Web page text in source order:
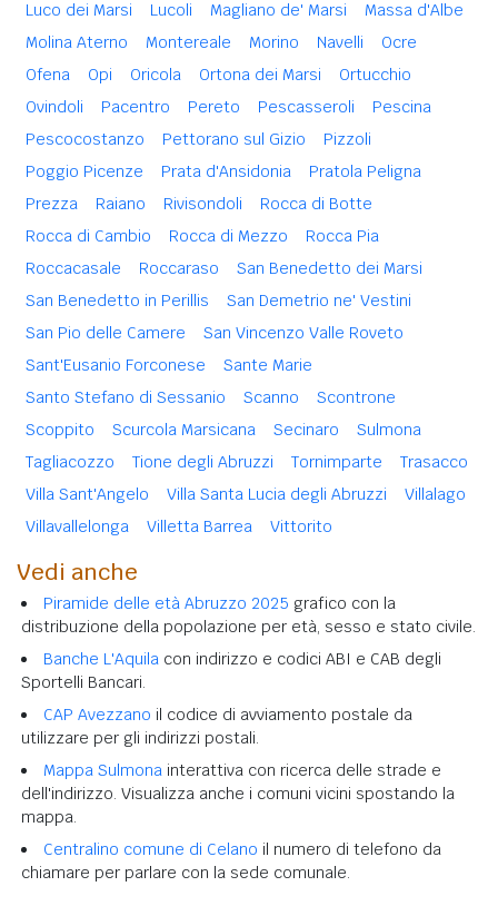
Luco dei Marsi
Lucoli Magliano de' Marsi
Massa d'Albe
Molina Aterno
Montereale Morino Navelli
Ocre
Ofena
Opi Oricola Ortona dei Marsi
Ortucchio
Ovindoli
Pacentro Pereto Pescasseroli
Pescina
Pescocostanzo
Pettorano sul Gizio
Pizzoli
Poggio Picenze
Prata d'Ansidonia
Pratola Peligna
Prezza
Raiano Rivisondoli
Rocca di Botte
Rocca di Cambio
Rocca di Mezzo
Rocca Pia
Roccacasale
Roccaraso
San Benedetto dei Marsi
San Benedetto in Perillis
San Demetrio ne' Vestini
San Pio delle Camere
San Vincenzo Valle Roveto
Sant'Eusanio Forconese
Sante Marie
Santo Stefano di Sessanio
Scanno
Scontrone
Scoppito
Scurcola Marsicana Secinaro
Sulmona
Tagliacozzo
Tione degli Abruzzi Tornimparte
Trasacco
Villa Sant'Angelo
Villa Santa Lucia degli Abruzzi
Villalago
Villavallelonga
Villetta Barrea Vittorito
Vedi anche
Piramide delle età Abruzzo 2025 grafico con la
distribuzione della popolazione per età, sesso e stato civile.
Banche L'Aquila con indirizzo e codici ABI e CAB degli
Sportelli Bancari.
CAP Avezzano il codice di avviamento postale da
utilizzare per gli indirizzi postali.
Mappa Sulmona interattiva con ricerca delle strade e
dell'indirizzo. Visualizza anche i comuni vicini spostando la
mappa.
Centralino comune di Celano il numero di telefono da
chiamare per parlare con la sede comunale.